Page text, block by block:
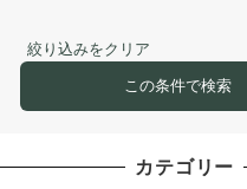
絞り込みをクリア
この条件で検索
カテゴリー